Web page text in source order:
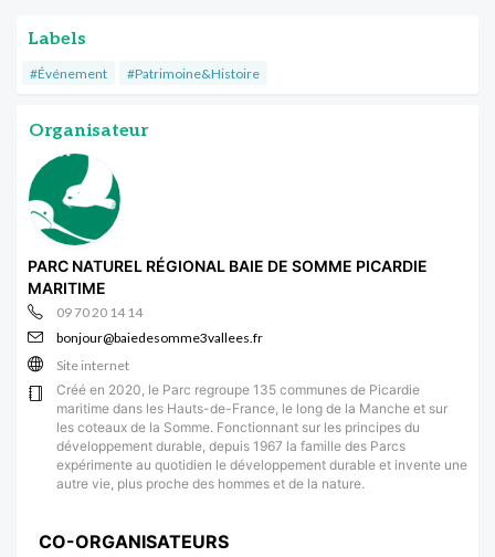
Labels
#Événement #Patrimoine&Histoire
Organisateur
PARC NATUREL RÉGIONAL BAIE DE SOMME PICARDIE
MARITIME
09 70 20 14 14
bonjour@baiedesomme3vallees.fr
Site internet
Créé en 2020, le Parc regroupe 135 communes de Picardie
maritime dans les Hauts-de-France, le long de la Manche et sur
les coteaux de la Somme. Fonctionnant sur les principes du
développement durable, depuis 1967 la famille des Parcs
expérimente au quotidien le développement durable et invente une
autre vie, plus proche des hommes et de la nature.
CO-ORGANISATEURS